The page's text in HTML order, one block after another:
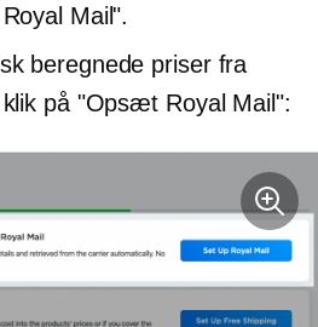
Mail".
beregnede priser fra
på "Opsæt Royal Mail":